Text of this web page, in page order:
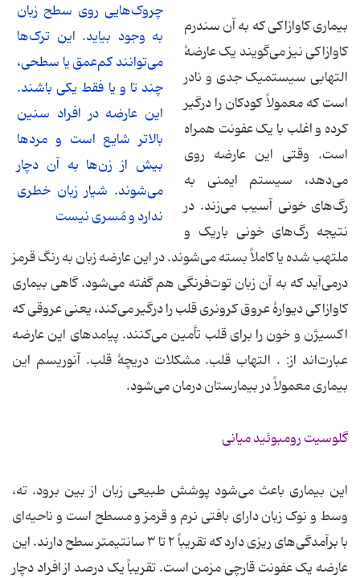
چروک‌هایی روی سطح زبان
به وجود بیاید. این ترک‌ها
می‌توانند کم‌عمق یا سطحی،
چند تا و یا فقط یکی باشند.
این عارضه در افراد سنین
بالاتر شایع است و مردها
بیش از زن‌ها به آن دچار
می‌شوند. شیار زبان خطری
ندارد و مُسری نیست
بیماری کاوازاکی که به آن سندرم
کاوازاکی نیز می‌گویند یک عارضهٔ
التهابی سیستمیک جدی و نادر
است که معمولاً کودکان را درگیر
کرده و اغلب با یک عفونت همراه
است. وقتی این عارضه روی
می‌دهد، سیستم ایمنی به
رگ‌های خونی آسیب می‌زند. در
نتیجه رگ‌های خونی باریک و
ملتهب شده یا کاملاً بسته می‌شوند. در این عارضه زبان به رنگ قرمز
درمی‌آید که به آن زبان توت‌فرنگی هم گفته می‌شود. گاهی بیماری
کاوازاکی دیوارهٔ عروق کرونری قلب را درگیر می‌کند، یعنی عروقی که
اکسیژن و خون را برای قلب تأمین می‌کنند. پیامدهای این عارضه
عبارت‌اند از: . التهاب قلب. مشکلات دریچهٔ قلب. آنوریسم این
بیماری معمولاً در بیمارستان درمان می‌شود.
گلوسیت رومبوئید میانی
این بیماری باعث می‌شود پوشش طبیعی زبان از بین برود. ته،
وسط و نوک زبان دارای بافتی نرم و قرمز و مسطح است و ناحیه‌ای
با برآمدگی‌های ریزی دارد که تقریباً ۲ تا ۳ سانتیمتر سطح دارند. این
عارضه یک عفونت قارچی مزمن است. تقریباً یک درصد از افراد دچار